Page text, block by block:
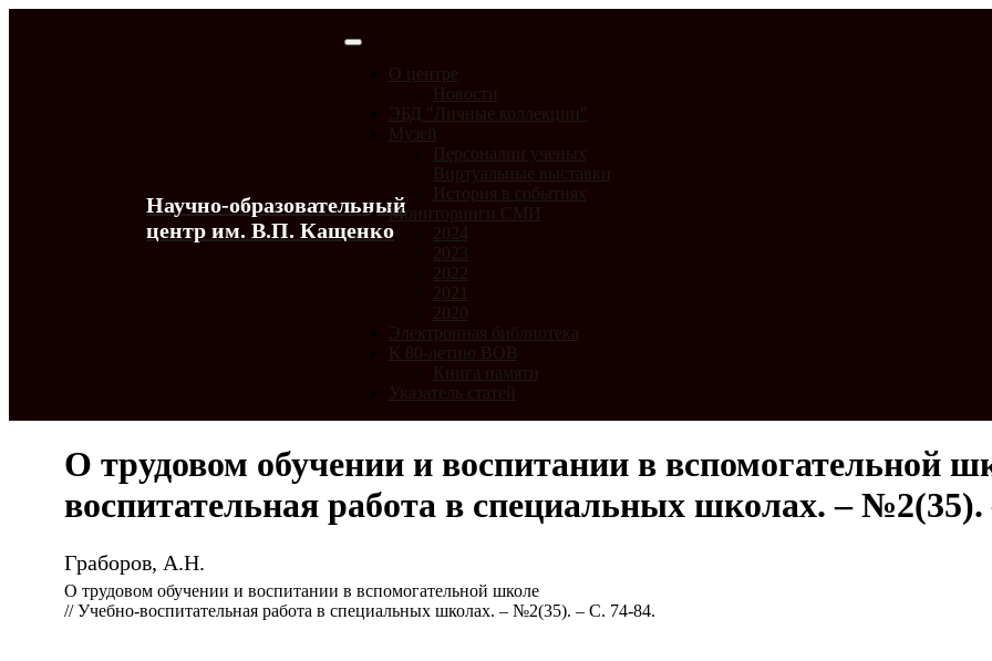
Научно-образовательный
центр им. В.П. Кащенко
О центре
Новости
ЭБД "Личные коллекции"
Музей
Персоналии ученых
Виртуальные выставки
История в событиях
Мониторинги СМИ
2024
2023
2022
2021
2020
Электронная библиотека
К 80-летию ВОВ
Книга памяти
Указатель статей
О трудовом обучении и воспитании в вспомогательной
воспитательная работа в специальных школах. – №2(35).
Граборов, А.Н.
О трудовом обучении и воспитании в вспомогательной школе
// Учебно-воспитательная работа в специальных школах. – №2(35). – С. 74-84.